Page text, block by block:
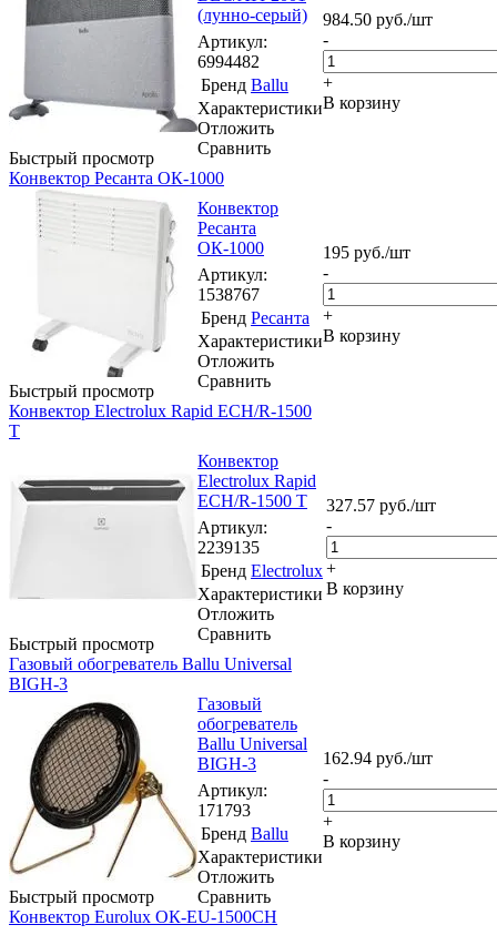
Быстрый просмотр
(лунно-серый)
Артикул:
6994482
Бренд Ballu
Характеристики
Отложить
Сравнить
984.50 руб./шт
-
+
В корзину
Конвектор Ресанта ОК-1000
Быстрый просмотр
Конвектор
Ресанта
ОК-1000
Артикул:
1538767
Бренд Ресанта
Характеристики
Отложить
Сравнить
195 руб./шт
-
+
В корзину
Конвектор Electrolux Rapid ECH/R-1500
T
Быстрый просмотр
Конвектор
Electrolux Rapid
ECH/R-1500 T
Артикул:
2239135
Бренд Electrolux
Характеристики
Отложить
Сравнить
327.57 руб./шт
-
+
В корзину
Газовый обогреватель Ballu Universal
BIGH-3
Быстрый просмотр
Газовый
обогреватель
Ballu Universal
BIGH-3
Артикул:
171793
Бренд Ballu
Характеристики
Отложить
Сравнить
162.94 руб./шт
-
+
В корзину
Конвектор Eurolux ОК-EU-1500CH